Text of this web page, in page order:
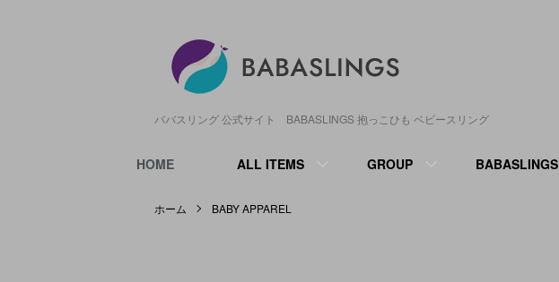
ババスリング 公式サイト BABASLINGS 抱っこひも ベビースリング
HOME ALL ITEMS GROUP BABASLINGS
ホーム BABY APPAREL